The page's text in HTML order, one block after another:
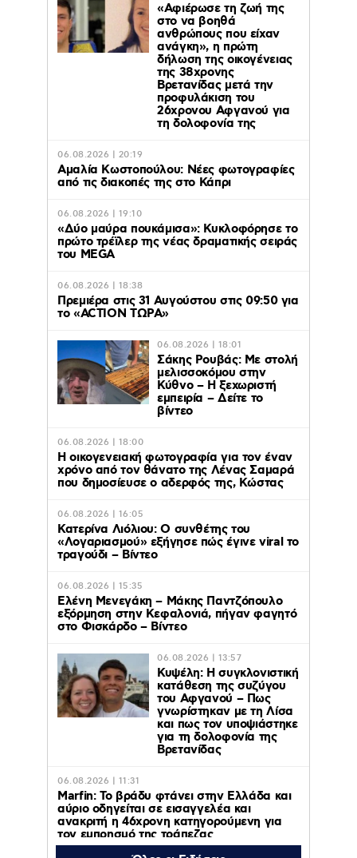
«Αφιέρωσε τη ζωή της
στο να βοηθά
ανθρώπους που είχαν
ανάγκη», η πρώτη
δήλωση της οικογένειας
της 38χρονης
Βρετανίδας μετά την
προφυλάκιση του
26χρονου Αφγανού για
τη δολοφονία της
06.08.2026 | 20:19
Αμαλία Κωστοπούλου: Νέες φωτογραφίες
από τις διακοπές της στο Κάπρι
06.08.2026 | 19:10
«Δύο μαύρα πουκάμισα»: Κυκλοφόρησε το
πρώτο τρέϊλερ της νέας δραματικής σειράς
του MEGA
06.08.2026 | 18:38
Πρεμιέρα στις 31 Αυγούστου στις 09:50 για
το «ACTION ΤΩΡΑ»
06.08.2026 | 18:01
Σάκης Ρουβάς: Με στολή
μελισσοκόμου στην
Κύθνο – Η ξεχωριστή
εμπειρία – Δείτε το
βίντεο
06.08.2026 | 18:00
Η οικογενειακή φωτογραφία για τον έναν
χρόνο από τον θάνατο της Λένας Σαμαρά
που δημοσίευσε ο αδερφός της, Κώστας
06.08.2026 | 16:05
Κατερίνα Λιόλιου: Ο συνθέτης του
«Λογαριασμού» εξήγησε πώς έγινε viral το
τραγούδι – Βίντεο
06.08.2026 | 15:35
Ελένη Μενεγάκη – Μάκης Παντζόπουλο
εξόρμηση στην Κεφαλονιά, πήγαν φαγητό
στο Φισκάρδο – Βίντεο
06.08.2026 | 13:57
Κυψέλη: Η συγκλονιστική
κατάθεση της συζύγου
του Αφγανού – Πως
γνωρίστηκαν με τη Λίσα
και πως τον υποψιάστηκε
για τη δολοφονία της
Βρετανίδας
06.08.2026 | 11:31
Marfin: Το βράδυ φτάνει στην Ελλάδα και
αύριο οδηγείται σε εισαγγελέα και
ανακριτή η 46χρονη κατηγορούμενη για
τον εμπρησμό της τράπεζας